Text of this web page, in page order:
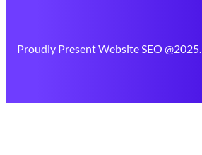
Proudly Present Website SEO @2025.